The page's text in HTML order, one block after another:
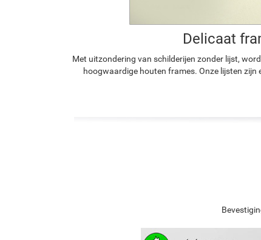
Delicaat
Met uitzondering van schilderijen zonder lijst,
hoogwaardige houten frames. Onze lijsten zijn